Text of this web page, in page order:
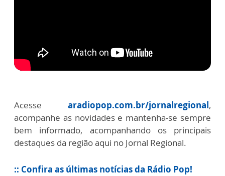
Acesse aradiopop.com.br/jornalregional,
acompanhe as novidades e mantenha-se sempre
bem informado, acompanhando os principais
destaques da região aqui no Jornal Regional.
:: Confira as últimas notícias da Rádio Pop!